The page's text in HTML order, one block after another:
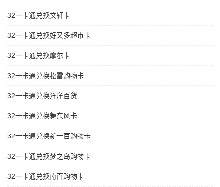
32一卡通兑换文轩卡
32一卡通兑换好又多超市卡
32一卡通兑换摩尔卡
32一卡通兑换松雷购物卡
32一卡通兑换洋洋百货
32一卡通兑换舞东风卡
32一卡通兑换新一百购物卡
32一卡通兑换梦之岛购物卡
32一卡通兑换南百购物卡